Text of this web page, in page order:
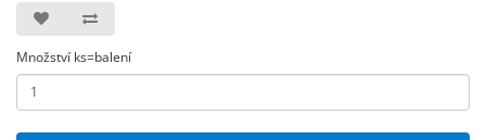
Množství ks=balení